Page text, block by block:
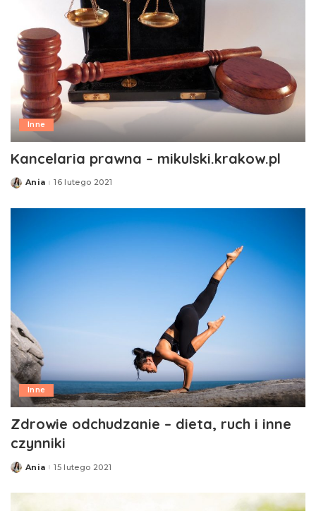
Inne
Kancelaria prawna – mikulski.krakow.pl
Posted
Ania 16 lutego 2021
Inne
Zdrowie odchudzanie – dieta, ruch i inne
czynniki
Posted
Ania 15 lutego 2021